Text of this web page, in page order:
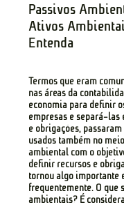
Passivos
Ativos
Entenda
Termos que eram
nas áreas da
economia para definir
empresas e separá-las
e obrigações, passaram
usados também no meio
ambiental com o
definir recursos e
tornou algo importante
frequentemente. O que
ambientais? É